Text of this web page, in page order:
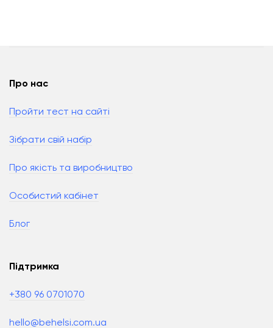
Про нас
Пройти тест на сайті
Зібрати свій набір
Про якість та виробництво
Особистий кабінет
Блог
Підтримка
+380 96 0701070
hello@behelsi.com.ua